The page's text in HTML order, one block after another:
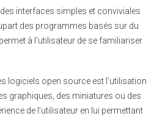
interfaces simples et conviviales
des programmes basés sur du
à l’utilisateur de se familiariser
logiciels open source est l’utilisation
graphiques, des miniatures ou des
de l’utilisateur en lui permettant